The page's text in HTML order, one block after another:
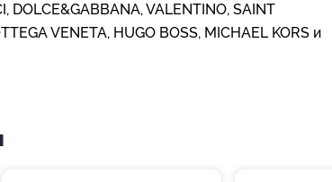
DOLCE&GABBANA, VALENTINO, SAINT
VENETA, HUGO BOSS, MICHAEL KORS и